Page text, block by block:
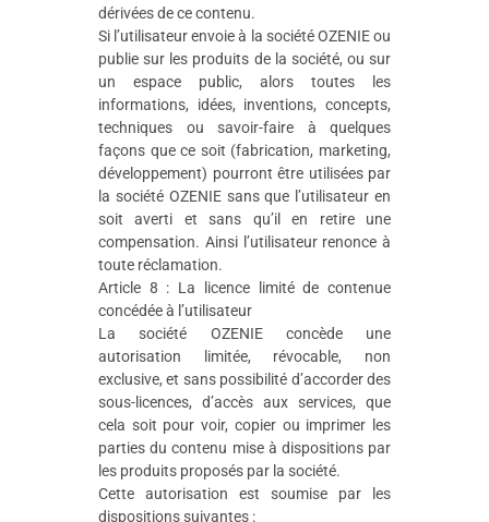
dérivées de ce contenu.
Si l’utilisateur envoie à la société OZENIE ou
publie sur les produits de la société, ou sur
un espace public, alors toutes les
informations, idées, inventions, concepts,
techniques ou savoir-faire à quelques
façons que ce soit (fabrication, marketing,
développement) pourront être utilisées par
la société OZENIE sans que l’utilisateur en
soit averti et sans qu’il en retire une
compensation. Ainsi l’utilisateur renonce à
toute réclamation.
Article 8 : La licence limité de contenue
concédée à l’utilisateur
La société OZENIE concède une
autorisation limitée, révocable, non
exclusive, et sans possibilité d’accorder des
sous-licences, d’accès aux services, que
cela soit pour voir, copier ou imprimer les
parties du contenu mise à dispositions par
les produits proposés par la société.
Cette autorisation est soumise par les
dispositions suivantes :